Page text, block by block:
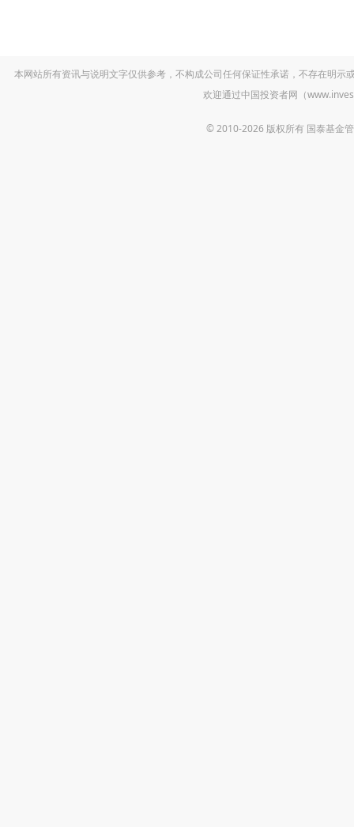
本网站所有资讯与说明文字仅供参考，不构成公司任何保证性承诺，不存在明
欢迎通过中国投资者网（
© 2010-2026 版权所有 国泰基金